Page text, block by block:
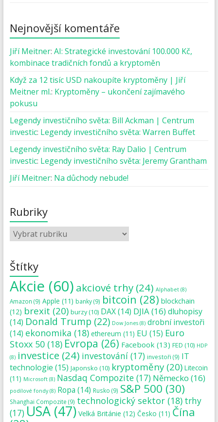
Nejnovější komentáře
Jiří Meitner: AI: Strategické investování 100.000 Kč,
kombinace tradičních fondů a kryptoměn
Když za 12 tisíc USD nakoupíte kryptoměny | Jiří
Meitner ml.: Kryptoměny – ukončení zajímavého
pokusu
Legendy investičního světa: Bill Ackman | Centrum
investic: Legendy investičního světa: Warren Buffet
Legendy investičního světa: Ray Dalio | Centrum
investic: Legendy investičního světa: Jeremy Grantham
Jiří Meitner: Na důchody nebude!
Rubriky
Štítky
Akcie (60) akciové trhy(24) Alphabet(8)
Amazon (9) Apple (11) banky(9) bitcoin (28) blockchain
(12) brexit (20) burzy(10) DAX(14) DJIA(16)dluhopisy
(14) Donald Trump (22) Dow Jones(8) drobní investoři
(14) ekonomika (18) ethereum (11) EU (15) Euro
Stoxx 50(18) Evropa (26) Facebook (13) FED (10) HDP
(8) investice (24) investování(17) investoři (9) IT
technologie (15) Japonsko (10) kryptoměny(20) Litecoin
(11) Microsoft(8) Nasdaq Compozite(17) Německo (16)
podílové fondy(8) Ropa (14) Rusko (9) S&P 500 (30)
Shanghai Compozite (9) technologický sektor(18) trhy
(17)USA(47) Velká Británie (12) Česko (11) Čína